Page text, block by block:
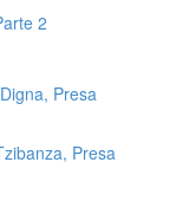
2
Presa
Presa